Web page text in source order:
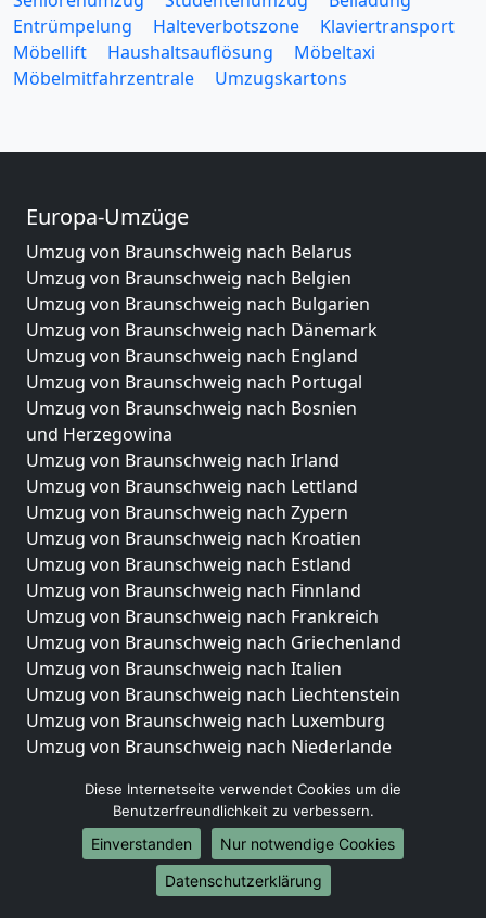
Entrümpelung
Halteverbotszone
Klaviertransport
Möbellift
Haushaltsauflösung
Möbeltaxi
Möbelmitfahrzentrale
Umzugskartons
Europa-Umzüge
Umzug von Braunschweig nach Belarus
Umzug von Braunschweig nach Belgien
Umzug von Braunschweig nach Bulgarien
Umzug von Braunschweig nach Dänemark
Umzug von Braunschweig nach England
Umzug von Braunschweig nach Portugal
Umzug von Braunschweig nach Bosnien
und Herzegowina
Umzug von Braunschweig nach Irland
Umzug von Braunschweig nach Lettland
Umzug von Braunschweig nach Zypern
Umzug von Braunschweig nach Kroatien
Umzug von Braunschweig nach Estland
Umzug von Braunschweig nach Finnland
Umzug von Braunschweig nach Frankreich
Umzug von Braunschweig nach Griechenland
Umzug von Braunschweig nach Italien
Umzug von Braunschweig nach Liechtenstein
Umzug von Braunschweig nach Luxemburg
Umzug von Braunschweig nach Niederlande
Umzüge-Deutschlandweit
Umzug von Braunschweig nach Berlin
Umzug von Braunschweig nach Hamburg
Umzug von Braunschweig nach München
Diese Internetseite verwendet Cookies um die
Benutzerfreundlichkeit zu verbessern.
Einverstanden
Nur notwendige Cookies
Datenschutzerklärung